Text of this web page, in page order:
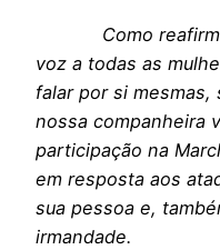
Como
voz a todas as
falar por si
nossa companheira
participação na
em resposta aos
sua pessoa e,
irmandade.